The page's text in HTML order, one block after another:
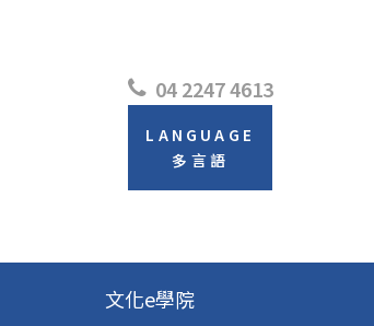
04 2247 4613
LANGUAGE
多言語
文化e學院